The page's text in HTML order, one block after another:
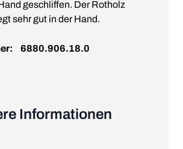
geschliffen. Der Rotholz
sehr gut in der Hand.
6880.906.18.0
Informationen